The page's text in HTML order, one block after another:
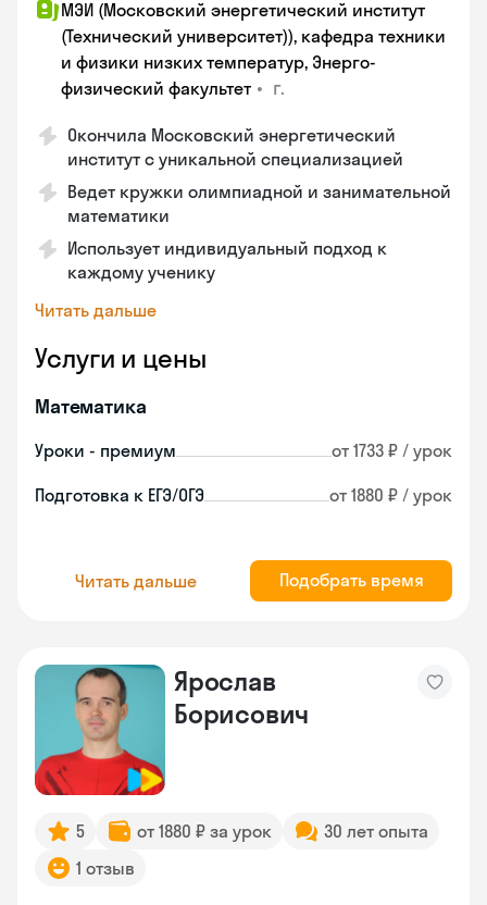
МЭИ (Московский энергетический институт
(Технический университет)), кафедра техники
и физики низких температур, Энерго-
физический факультет • г.
Окончила Московский энергетический
институт с уникальной специализацией
Ведет кружки олимпиадной и занимательной
математики
Использует индивидуальный подход к
каждому ученику
Читать дальше
Услуги и цены
Математика
Уроки - премиум от 1733 ₽ / урок
Подготовка к ЕГЭ/ОГЭ от 1880 ₽ / урок
Читать дальше Подобрать время
Ярослав
Борисович
5 от 1880 ₽ за урок
30 лет опыта
1 отзыв